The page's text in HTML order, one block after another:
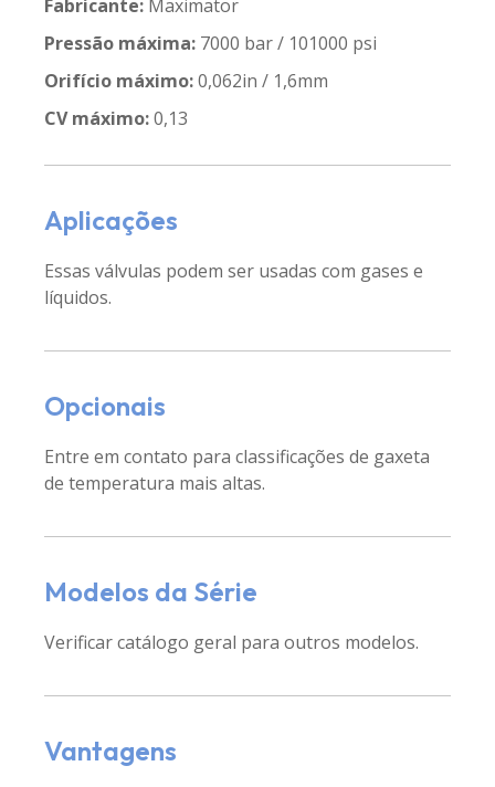
Fabricante: Maximator
Pressão máxima: 7000 bar / 101000 psi
Orifício máximo:0,062in / 1,6mm
CV máximo:0,13
Aplicações
Essas válvulas podem ser usadas com gases e
líquidos.
Opcionais
Entre em contato para classificações de gaxeta
de temperatura mais altas.
Modelos da Série
Verificar catálogo geral para outros modelos.
Vantagens